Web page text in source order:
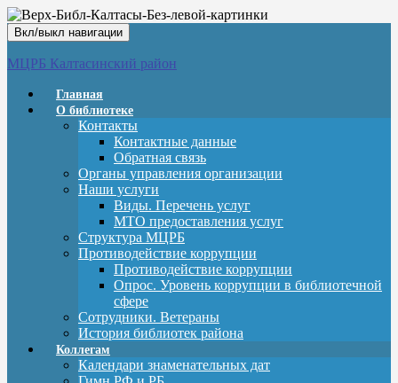
Вкл/выкл навигации
МЦРБ Калтасинский район
Главная
О библиотеке
Контакты
Контактные данные
Обратная связь
Органы управления организации
Наши услуги
Виды. Перечень услуг
МТО предоставления услуг
Структура МЦРБ
Противодействие коррупции
Противодействие коррупции
Опрос. Уровень коррупции в библиотечной
сфере
Сотрудники. Ветераны
История библиотек района
Коллегам
Календари знаменательных дат